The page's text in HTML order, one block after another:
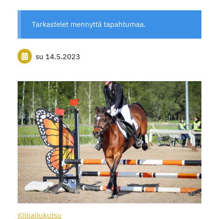
Tarkastelet mennyttä tapahtumaa.
su 14.5.2023
Kilpailukutsu